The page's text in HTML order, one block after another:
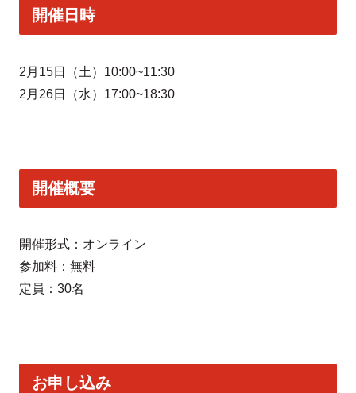
開催日時
2月15日（土）10:00~11:30
2月26日（水）17:00~18:30
開催概要
開催形式：オンライン
参加料：無料
定員：30名
お申し込み